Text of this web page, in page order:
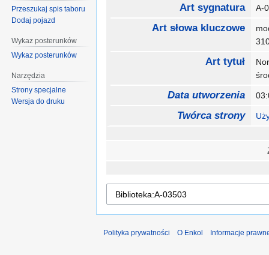
Art sygnatura A-
Art słowa kluczowe
Art tytuł
Data utworzenia
Twórca strony
Przeszukaj spis taboru
Dodaj pojazd
Wykaz posterunków
Wykaz posterunków
Narzędzia
Strony specjalne
Wersja do druku
Polityka prywatności O Enkol Informacje